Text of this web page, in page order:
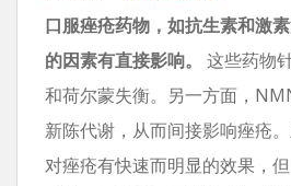
口服痤疮药物，如抗生素和激
的因素有直接影响。
这些药物
和荷尔蒙失衡。另一方面，
新陈代谢，从而间接影响痤疮
对痤疮有快速而明显的效果，